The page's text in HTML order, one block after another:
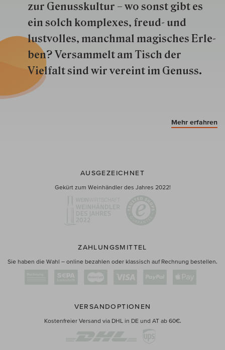
zur Genuss­kultur – wo sonst gibt es
ein solch kom­plexes, freud- und
lustvolles, manchmal ma­gisch­es Er­le­
ben? Versammelt am Tisch der
Vielfalt sind wir ver­eint im Genuss.
Mehr erfahren
AUSGEZEICHNET
Gekürt zum Weinhändler des Jahres 2022!
ZAHLUNGSMITTEL
Sie haben die Wahl – online bezahlen oder klassisch auf Rechnung bestellen.
VERSANDOPTIONEN
Kostenfreier Versand via DHL in DE und AT ab 60€.